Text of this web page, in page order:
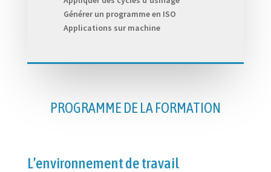
Générer un programme en ISO
Applications sur machine
PROGRAMME DE LA FORMATION
L’environnement de travail